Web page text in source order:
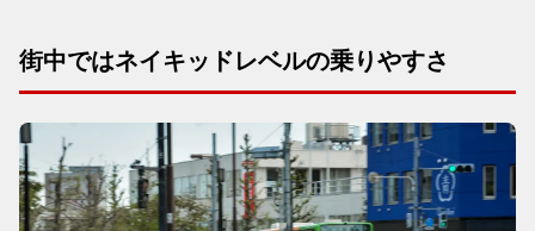
街中ではネイキッドレベルの乗りやすさ